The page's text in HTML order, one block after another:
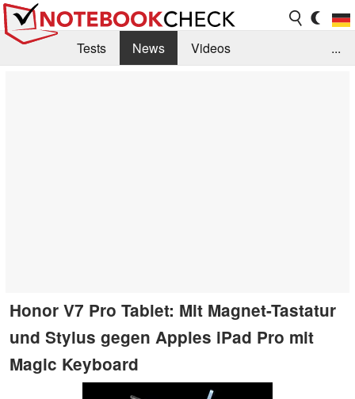
Tests News
Videos
...
Honor V7 Pro Tablet: Mit Magnet-Tastatur
und Stylus gegen Apples iPad Pro mit
Magic Keyboard